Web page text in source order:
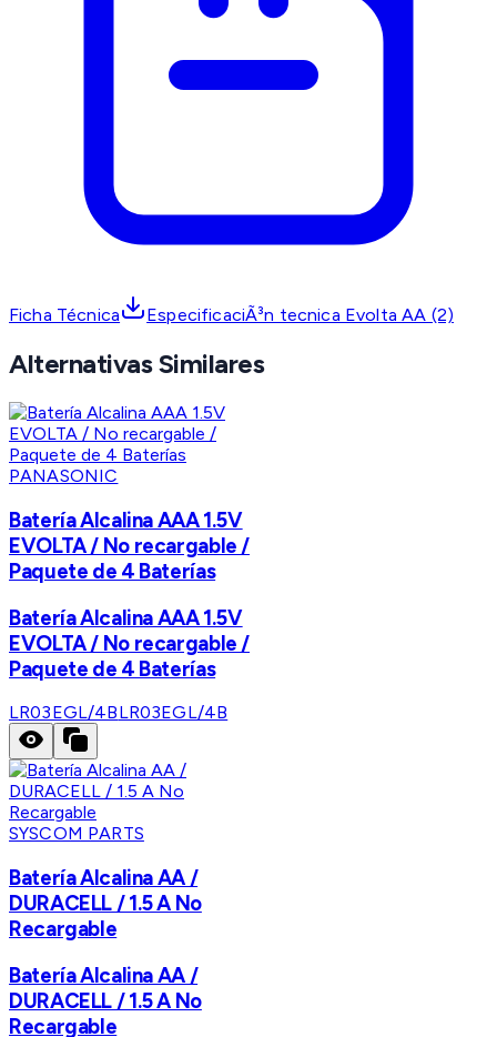
Ficha Técnica EspecificaciÃ³n tecnica Evolta AA (2)
Alternativas Similares
PANASONIC
Batería Alcalina AAA 1.5V
EVOLTA / No recargable /
Paquete de 4 Baterías
Batería Alcalina AAA 1.5V
EVOLTA / No recargable /
Paquete de 4 Baterías
LR03EGL/4BLR03EGL/4B
SYSCOM PARTS
Batería Alcalina AA /
DURACELL / 1.5 A No
Recargable
Batería Alcalina AA /
DURACELL / 1.5 A No
Recargable